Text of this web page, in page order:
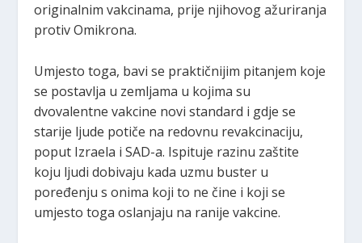
originalnim vakcinama, prije njihovog ažuriranja
protiv Omikrona.
Umjesto toga, bavi se praktičnijim pitanjem koje
se postavlja u zemljama u kojima su
dvovalentne vakcine novi standard i gdje se
starije ljude potiče na redovnu revakcinaciju,
poput Izraela i SAD-a. Ispituje razinu zaštite
koju ljudi dobivaju kada uzmu buster u
poređenju s onima koji to ne čine i koji se
umjesto toga oslanjaju na ranije vakcine.